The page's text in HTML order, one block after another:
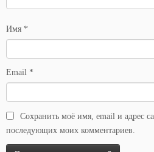
Имя *
Email *
Сохранить моё имя, email и адрес
последующих моих комментариев.